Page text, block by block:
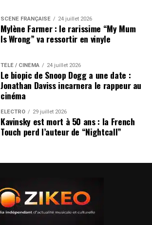
SCÈNE FRANÇAISE 24 juillet 2026
Mylène Farmer : le rarissime “My Mum
Is Wrong” va ressortir en vinyle
TÉLÉ / CINÉMA 24 juillet 2026
Le biopic de Snoop Dogg a une date :
Jonathan Daviss incarnera le rappeur au
cinéma
ÉLECTRO 29 juillet 2026
Kavinsky est mort à 50 ans : la French
Touch perd l’auteur de “Nightcall”